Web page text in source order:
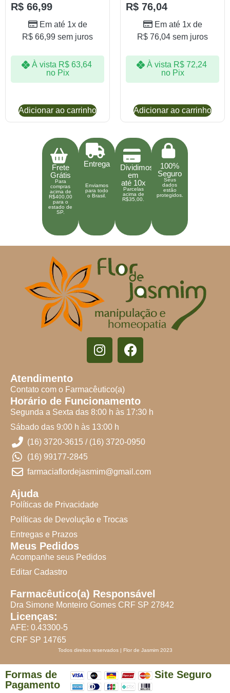
R$ 66,99
Em até 1x de
R$ 66,99 sem juros
À vista R$63,64
no Pix
Adicionar ao carrinho
R$ 76,04
Em até 1x de
R$ 76,04 sem juros
À vista R$72,24
no Pix
Adicionar ao carrinho
Frete
Grátis
Para
compras
acima de
R$400,00
para o
estado de
SP.
Entrega
Enviamos
para todo
o Brasil.
Dividimos
em
até 10x
Parcelas
acima de
R$35,00.
100%
Seguro
Seus
dados
estão
protegidos.
Atendimento
Contato com o Farmacêutico(a)
Horário de Funcionamento
Segunda a Sexta das 8:00 h às 17:30 h
Sábado das 9:00 h às 13:00 h
(16) 3720-3615 / (16) 3720-0950
(16) 99177-2845
farmaciaflordejasmim@gmail.com
Ajuda
Políticas de Privacidade
Políticas de Devolução e Trocas
Entregas e Prazos
Meus Pedidos
Acompanhe seus Pedidos
Editar Cadastro
Farmacêutico(a) Responsável
Dra Simone Monteiro Gomes CRF SP 27842
Licenças:
AFE: 0.43300-5
CRF SP 14765
Todos direitos reservados | Flor de Jasmim 2023
Formas de
Pagamento
Site Seguro